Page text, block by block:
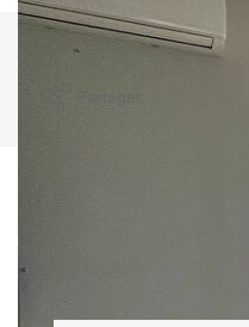
Caractéristiques